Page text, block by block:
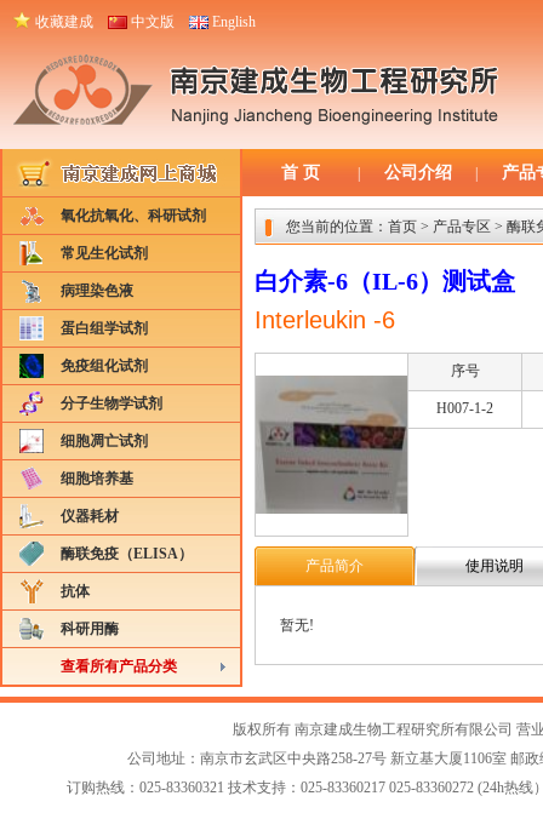
收藏建成 中文版 English
首 页 公司介绍 产品
氧化抗氧化、科研试剂
常见生化试剂
病理染色液
蛋白组学试剂
免疫组化试剂
分子生物学试剂
细胞凋亡试剂
细胞培养基
仪器耗材
酶联免疫（ELISA）
抗体
科研用酶
查看所有产品分类
您当前的位置： 首页 > 产品专区 > 酶联
白介素-6（IL-6）测试盒
Interleukin -6
序号
H007-1-2
产品简介 使用说明
暂无!
版权所有 南京建成生物工程研究所有限公司 营
公司地址：南京市玄武区中央路258-27号 新立基大厦1106室 邮政
订购热线：025-83360321 技术支持：025-83360217 025-83360272 (24h热